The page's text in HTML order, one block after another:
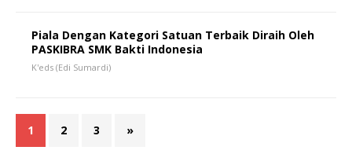
Piala Dengan Kategori Satuan Terbaik Diraih Oleh
PASKIBRA SMK Bakti Indonesia
K'eds (Edi Sumardi)
1 2 3 »